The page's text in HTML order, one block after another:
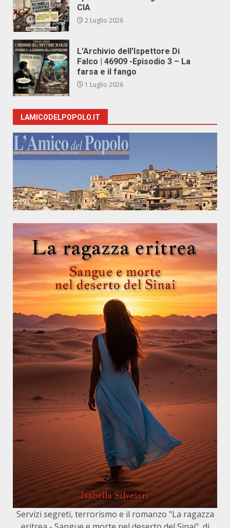
CIA
2 Luglio 2026
L’Archivio dell’Ispettore Di
Falco | 46909 -Episodio 3 – La
farsa e il fango
1 Luglio 2026
LAMICODELPOPOLO.IT
Servizi segreti, terrorismo e il romanzo "La ragazza